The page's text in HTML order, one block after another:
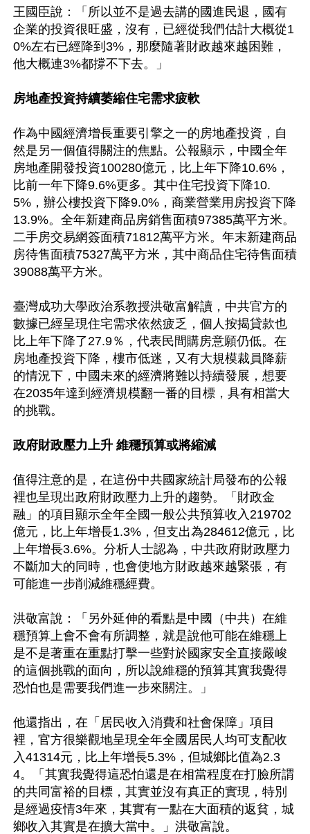
王國臣說：「所以並不是過去講的國進民退，國有
企業的投資很旺盛，沒有，已經從我們估計大概從1
0%左右已經降到3%，那麼隨著財政越來越困難，
他大概連3%都撐不下去。」
房地產投資持續萎縮住宅需求疲軟
作為中國經濟增長重要引擎之一的房地產投資，自
然是另一個值得關注的焦點。公報顯示，中國全年
房地產開發投資100280億元，比上年下降10.6%，
比前一年下降9.6%更多。其中住宅投資下降10.
5%，辦公樓投資下降9.0%，商業營業用房投資下降
13.9%。全年新建商品房銷售面積97385萬平方米。
二手房交易網簽面積71812萬平方米。年末新建商品
房待售面積75327萬平方米，其中商品住宅待售面積
39088萬平方米。
臺灣成功大學政治系教授洪敬富解讀，中共官方的
數據已經呈現住宅需求依然疲乏，個人按揭貸款也
比上年下降了27.9％，代表民間購房意願仍低。在
房地產投資下降，樓市低迷，又有大規模裁員降薪
的情況下，中國未來的經濟將難以持續發展，想要
在2035年達到經濟規模翻一番的目標，具有相當大
的挑戰。
政府財政壓力上升 維穩預算或將縮減
值得注意的是，在這份中共國家統計局發布的公報
裡也呈現出政府財政壓力上升的趨勢。「財政金
融」的項目顯示全年全國一般公共預算收入219702
億元，比上年增長1.3%，但支出為284612億元，比
上年增長3.6%。分析人士認為，中共政府財政壓力
不斷加大的同時，也會使地方財政越來越緊張，有
可能進一步削減維穩經費。
洪敬富說：「另外延伸的看點是中國（中共）在維
穩預算上會不會有所調整，就是說他可能在維穩上
是不是著重在重點打擊一些對於國家安全直接嚴峻
的這個挑戰的面向，所以說維穩的預算其實我覺得
恐怕也是需要我們進一步來關注。」
他還指出，在「居民收入消費和社會保障」項目
裡，官方很樂觀地呈現全年全國居民人均可支配收
入41314元，比上年增長5.3%，但城鄉比值為2.3
4。「其實我覺得這恐怕還是在相當程度在打臉所謂
的共同富裕的目標，其實並沒有真正的實現，特別
是經過疫情3年來，其實有一點在大面積的返貧，城
鄉收入其實是在擴大當中。」洪敬富說。